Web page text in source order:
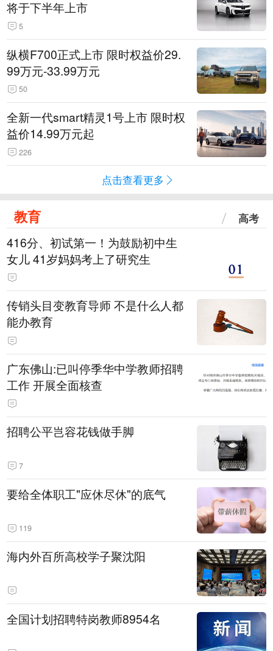
将于下半年上市
5
纵横F700正式上市 限时权益价29.
99万元-33.99万元
50
全新一代smart精灵1号上市 限时权
益价14.99万元起
226
点击查看更多
教育 高考
416分、初试第一！为鼓励初中生
女儿 41岁妈妈考上了研究生
传销头目变教育导师 不是什么人都
能办教育
广东佛山:已叫停季华中学教师招聘
工作 开展全面核查
招聘公平岂容花钱做手脚
7
要给全体职工"应休尽休"的底气
119
海内外百所高校学子聚沈阳
全国计划招聘特岗教师8954名